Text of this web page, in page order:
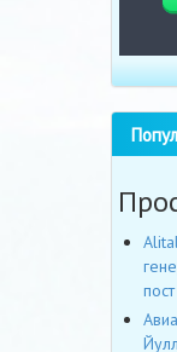
пост